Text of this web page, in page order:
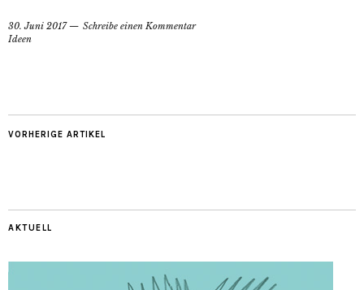
30. Juni 2017
Schreibe einen Kommentar
Ideen
VORHERIGE ARTIKEL
AKTUELL